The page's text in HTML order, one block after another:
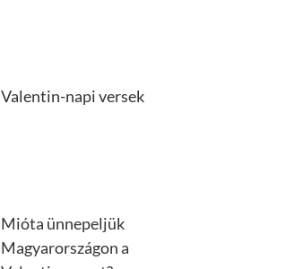
Valentin-napi versek
Mióta ünnepeljük
Magyarországon a